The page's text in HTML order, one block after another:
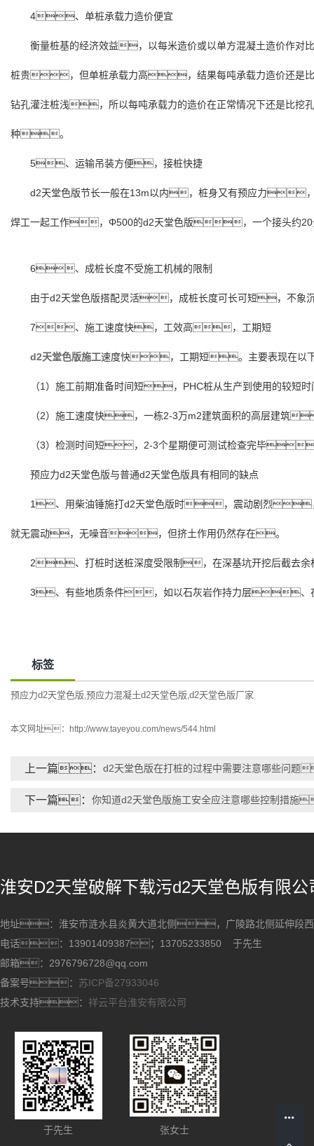
4、单桩承载力造价便宜
衡量桩基的经济效益，以每米造价或以单方混凝土造价作
桩贵，但单桩承载力高，结果每吨承载力造价还是比
钻孔灌注桩浅，所以每吨承载力的造价在正常情况下还是比
种。
5、运输吊装方便，接桩快捷
d2天堂色版节长一般在13m以内，桩身又有预应力
焊工一起工作，Φ500的d2天堂色版，一个接头约
6、成桩长度不受施工机械的限制
由于d2天堂色版搭配灵活，成桩长度可长可短，不
7、施工速度快，工效高，工期短
d2天堂色版施工速度快，工期短。主要表现在以
（1）施工前期准备时间短，PHC桩从生产到使用的较短
（2）施工速度快，一栋2-3万m2建筑面积的高层建筑
（3）检测时间短，2-3个星期便可测试检查完毕
预应力d2天堂色版与普通d2天堂色版具有相同的缺点
1、用柴油锤施打d2天堂色版时，震动剧烈
就无震动，无噪音，但挤土作用仍然存在。
2、打桩时送桩深度受限制，在深基坑开挖后截
3、有些地质条件，如以石灰岩作持力层、
标签
预应力d2天堂色版,预应力混凝土d2天堂色版,d2天堂色版厂家
本文网址： http://www.tayeyou.com/news/544.html
上一篇： d2天堂色版在打桩的过程中需要注意哪些问
下一篇： 你知道d2天堂色版施工安全应注意哪些控制措施
淮安D2天堂破解下载污d2天堂色版有限公
地址：淮安市涟水县炎黄大道北侧，广陵路北侧延伸
电话：13901409387；13705233850 于先生
邮箱：2976796728@qq.com
备案号： 苏ICP备27933046
技术支持： 祥云平台淮安有限公司
于先生 张女士